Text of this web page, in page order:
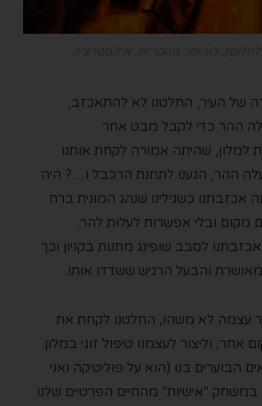
של העיר, החלטנו לא להתאכזב,
ההר כדי לקבל מבט אחר
למלון, שהיתה אמורה לקחת אותנו
ההר, הגענו לתחנת הרכבל ו…? היה
אכזבתנו כשגילינו שנהג המונית ברח
מקום ובלי אפשרות לעלות להר.
לסבב שופינג מתנות בקניון וכך
והבעל הרגיש ששדדו אותו.
עצמה לא משהו, החלטנו לקחת את
אחר, וליצור לעצמנו טיפול זוגי במלון.
הבוערים בנו (הוא על פוליטיקה ואני
במשחק "אישיות" מהחיים הפרטיים שלנו